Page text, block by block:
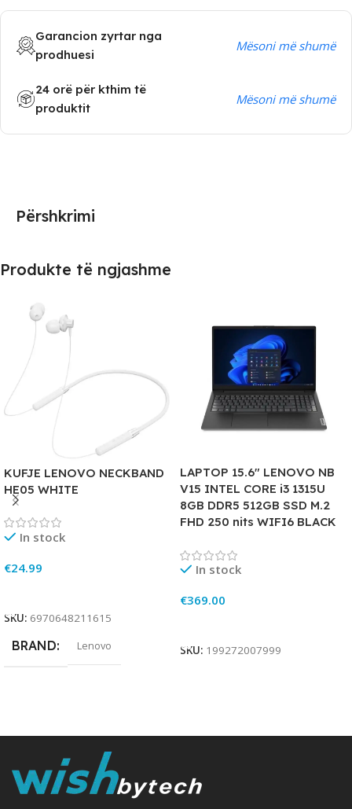
Garancion zyrtar nga
prodhuesi
Mësoni më shumë
24 orë për kthim të
produktit
Mësoni më shumë
Përshkrimi
Produkte të ngjashme
KUFJE LENOVO NECKBAND
HE05 WHITE
In stock
€24.99
SKU: 6970648211615
BRAND Lenovo
LAPTOP 15.6″ LENOVO NB
V15 INTEL CORE i3 1315U
8GB DDR5 512GB SSD M.2
FHD 250 nits WIFI6 BLACK
In stock
€369.00
SKU: 199272007999